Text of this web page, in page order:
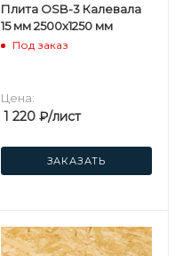
Плита OSB-3 Калевала
15 мм 2500х1250 мм
Под заказ
Цена:
1 220₽/лист
ЗАКАЗАТЬ